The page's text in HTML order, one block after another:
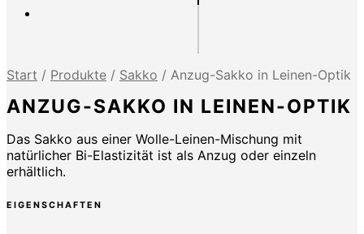
Start / Produkte / Sakko / Anzug-Sakko in Leinen-Optik
ANZUG-SAKKO IN LEINEN-OPTIK
Das Sakko aus einer Wolle-Leinen-Mischung mit
natürlicher Bi-Elastizität ist als Anzug oder einzeln
erhältlich.
EIGENSCHAFTEN